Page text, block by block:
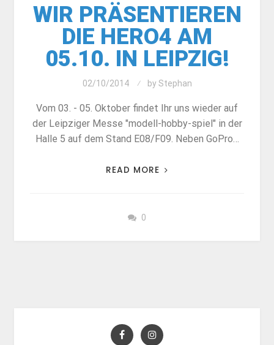
WIR PRÄSENTIEREN
DIE HERO4 AM
05.10. IN LEIPZIG!
02/10/2014 by Stephan
Vom 03. - 05. Oktober findet Ihr uns wieder auf
der Leipziger Messe "modell-hobby-spiel" in der
Halle 5 auf dem Stand E08/F09. Neben GoPro…
READ MORE
0